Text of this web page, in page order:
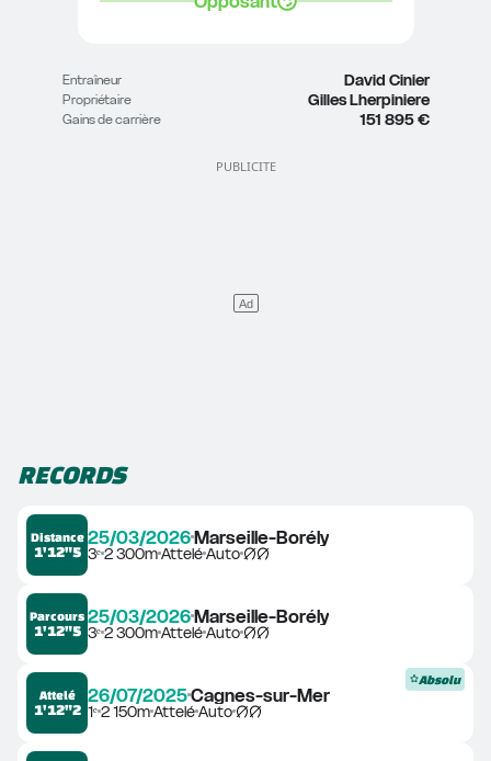
Entraîneur David Cinier
Propriétaire Gilles Lherpiniere
Gains de carrière 151 895 €
RECORDS
Distance
1'12"5
25/03/2026Marseille-Borély
3ᵉ2 300mAtteléAuto
Parcours
1'12"5
25/03/2026Marseille-Borély
3ᵉ2 300mAtteléAuto
Attelé
1'12"2
26/07/2025Cagnes-sur-Mer
1ᵉ2 150mAtteléAuto
Absolu